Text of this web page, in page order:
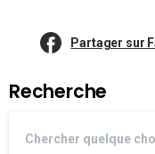
Partager sur
Recherche